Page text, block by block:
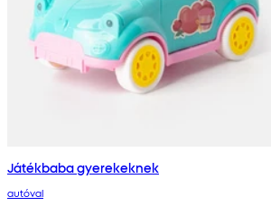
Játékbaba gyerekeknek
autóval